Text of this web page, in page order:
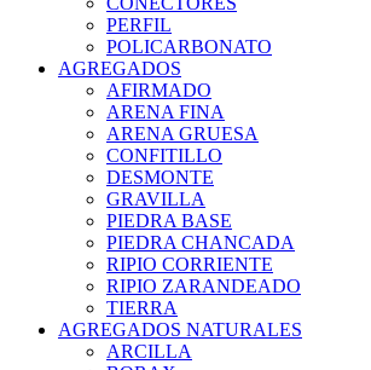
PERFIL
POLICARBONATO
AGREGADOS
AFIRMADO
ARENA FINA
ARENA GRUESA
CONFITILLO
DESMONTE
GRAVILLA
PIEDRA BASE
PIEDRA CHANCADA
RIPIO CORRIENTE
RIPIO ZARANDEADO
TIERRA
AGREGADOS NATURALES
ARCILLA